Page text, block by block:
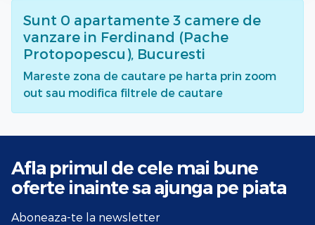
Sunt 0 apartamente 3 camere de
vanzare in Ferdinand (Pache
Protopopescu), Bucuresti
Mareste zona de cautare pe harta prin zoom
out sau modifica filtrele de cautare
Afla primul de cele mai bune
oferte inainte sa ajunga pe piata
Aboneaza-te la newsletter